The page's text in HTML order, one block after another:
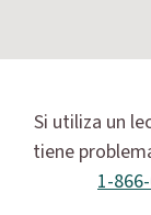
Si utiliza un
tiene
1-